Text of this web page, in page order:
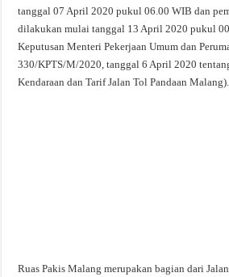
tanggal 07 April 2020 pukul 06.00 WIB dan
dilakukan mulai tanggal 13 April 2020 pukul
Keputusan Menteri Pekerjaan Umum dan
330/KPTS/M/2020, tanggal 6 April 2020
Kendaraan dan Tarif Jalan Tol Pandaan Malang).
Ruas Pakis Malang merupakan bagian dari